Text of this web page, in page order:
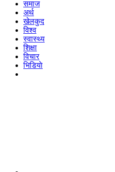
समाज
अर्थ
खेलकुद
विश्व
स्वास्थ्य
शिक्षा
विचार
भिडियाे